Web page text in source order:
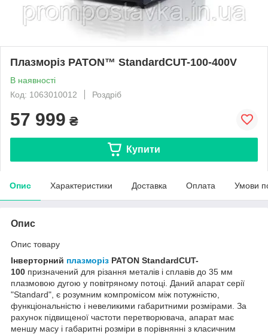
Плазморіз PATON™ StandardCUT-100-400V
В наявності
Код: 1063010012
Роздріб
57 999 ₴
Купити
Опис Характеристики Доставка Оплата Умови
Опис
Опис товару
Інверторний плазморіз PATON StandardCUT-
100 призначений для різання металів і сплавів до 35 мм
плазмовою дугою у повітряному потоці. Даний апарат серії
"Standard", є розумним компромісом між потужністю,
функціональністю і невеликими габаритними розмірами. За
рахунок підвищеної частоти перетворювача, апарат має
меншу масу і габаритні розміри в порівнянні з класичним